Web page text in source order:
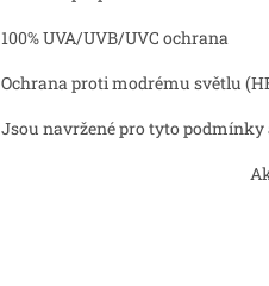
100% UVA/UVB/UVC ochrana
Ochrana proti modrému světlu
Jsou navržené pro tyto